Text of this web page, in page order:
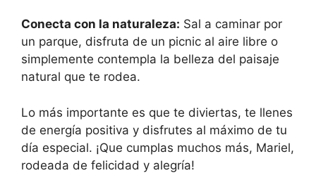
Conecta con la naturaleza: Sal a caminar por
un parque, disfruta de un picnic al aire libre o
simplemente contempla la belleza del paisaje
natural que te rodea.
Lo más importante es que te diviertas, te llenes
de energía positiva y disfrutes al máximo de tu
día especial. ¡Que cumplas muchos más, Mariel,
rodeada de felicidad y alegría!